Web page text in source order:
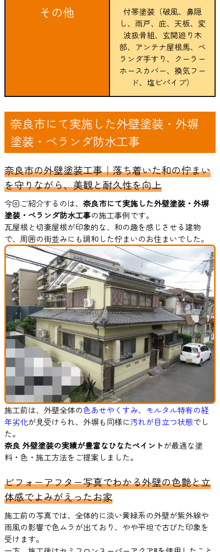
その他
付帯塗装（破風、鼻隠
し、雨戸、庇、天板、変
波扱骨組、玄関廻り木
部、アンテナ屋根馬、ベ
ランダ手すり、クーラー
ホースカバー、換気フー
ド、塩ビパイプ）
奈良市にて実施した外壁塗装・外塀
塗装・ベランダ防水工事
奈良市の外壁塗装工事｜落ち着いた和の佇まい
を守りながら、美観と耐久性を向上
今回ご紹介するのは、 奈良市にて実施した外壁塗装・外塀
塗装・ベランダ防水工事の施工事例です。
瓦屋根と切妻屋根が印象的な、和の趣を感じさせる建物
で、周囲の街並みにも調和した佇まいのお住まいでした。
施工前は、外壁全体の色あせやくすみ、モルタル特有の経
年劣化が見受けられ、外塀も同様に汚れが目立つ状態でし
た。
奈良 外壁塗装の実績が豊富なひなたペイントが最適な塗
料・色・施工方法をご提案しました。
ビフォーアフター写真でわかる外壁の色艶と立
体感でよみがえったお家
施工前の写真では、全体的に淡い黄緑系の外壁が紫外線や
雨風の影響で色ムラが出ており、やや平坦で古びた印象を
受けます。